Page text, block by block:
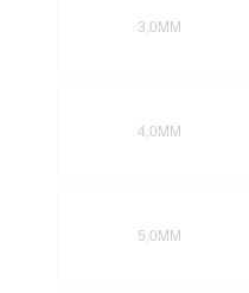
3,0MM
4,0MM
5,0MM